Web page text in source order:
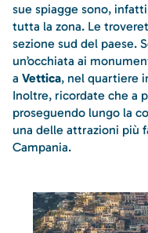
sue spiagge sono,
tutta la zona. Le
sezione sud del paese.
un’occhiata ai
a Vettica, nel quartiere
Inoltre, ricordate che a
proseguendo lungo la
una delle attrazioni più
Campania.